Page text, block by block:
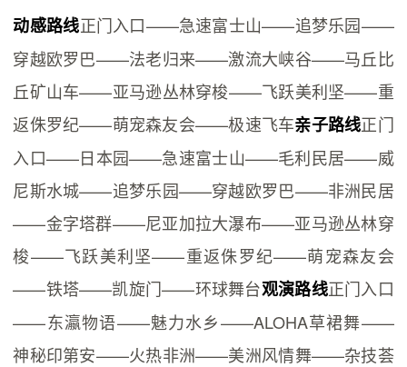
动感路线正门入口——急速富士山——追梦乐园——
穿越欧罗巴——法老归来——激流大峡谷——马丘比
丘矿山车——亚马逊丛林穿梭——飞跃美利坚——重
返侏罗纪——萌宠森友会——极速飞车亲子路线正门
入口——日本园——急速富士山——毛利民居——威
尼斯水城——追梦乐园——穿越欧罗巴——非洲民居
——金字塔群——尼亚加拉大瀑布——亚马逊丛林穿
梭——飞跃美利坚——重返侏罗纪——萌宠森友会
——铁塔——凯旋门——环球舞台观演路线正门入口
——东瀛物语——魅力水乡——ALOHA草裙舞——
神秘印第安——火热非洲——美洲风情舞——杂技荟